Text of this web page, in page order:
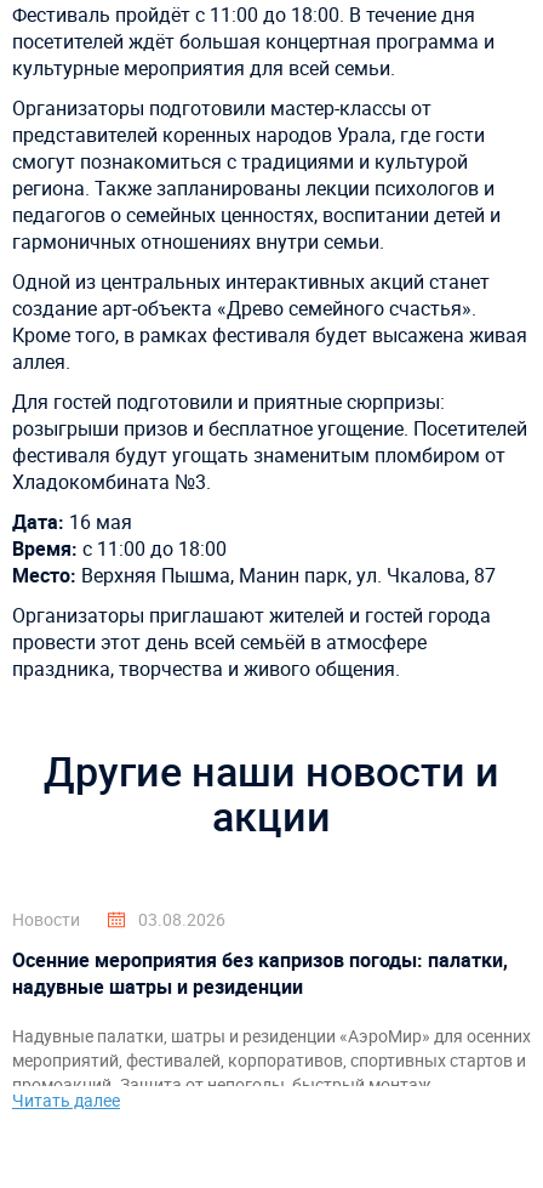
Фестиваль пройдёт с 11:00 до 18:00. В течение дня
посетителей ждёт большая концертная программа и
культурные мероприятия для всей семьи.
Организаторы подготовили мастер-классы от
представителей коренных народов Урала, где гости
смогут познакомиться с традициями и культурой
региона. Также запланированы лекции психологов и
педагогов о семейных ценностях, воспитании детей и
гармоничных отношениях внутри семьи.
Одной из центральных интерактивных акций станет
создание арт-объекта «Древо семейного счастья».
Кроме того, в рамках фестиваля будет высажена живая
аллея.
Для гостей подготовили и приятные сюрпризы:
розыгрыши призов и бесплатное угощение. Посетителей
фестиваля будут угощать знаменитым пломбиром от
Хладокомбината №3.
Дата: 16 мая
Время: с 11:00 до 18:00
Место: Верхняя Пышма, Манин парк, ул. Чкалова, 87
Организаторы приглашают жителей и гостей города
провести этот день всей семьёй в атмосфере
праздника, творчества и живого общения.
Другие наши новости и
акции
Новости 03.08.2026
Осенние мероприятия без капризов погоды: палатки,
надувные шатры и резиденции
Надувные палатки, шатры и резиденции «АэроМир» для осенних
мероприятий, фестивалей, корпоративов, спортивных стартов и
промоакций. Защита от непогоды, быстрый монтаж,
брендирование и комфортное пространство для гостей и
Читать далее